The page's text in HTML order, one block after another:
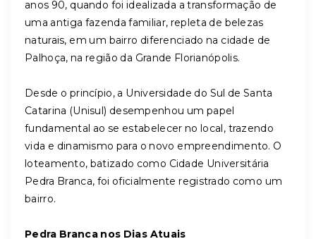
anos 90, quando foi idealizada a transformação de
uma antiga fazenda familiar, repleta de belezas
naturais, em um bairro diferenciado na cidade de
Palhoça, na região da Grande Florianópolis.
Desde o princípio, a Universidade do Sul de Santa
Catarina (Unisul) desempenhou um papel
fundamental ao se estabelecer no local, trazendo
vida e dinamismo para o novo empreendimento. O
loteamento, batizado como Cidade Universitária
Pedra Branca, foi oficialmente registrado como um
bairro.
Pedra Branca nos Dias Atuais